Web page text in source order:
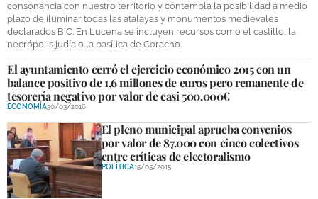
consonancia con nuestro territorio y contempla la posibilidad a medio
plazo de iluminar todas las atalayas y monumentos medievales
declarados BIC. En Lucena se incluyen recursos como el castillo, la
necrópolis judía o la basílica de Coracho.
El ayuntamiento cerró el ejercicio económico 2015 con un
balance positivo de 1,6 millones de euros pero remanente de
tesorería negativo por valor de casi 500.000€
ECONOMÍA30/03/2016
El pleno municipal aprueba convenios
por valor de 87.000 con cinco colectivos
entre críticas de electoralismo
POLÍTICA15/05/2015